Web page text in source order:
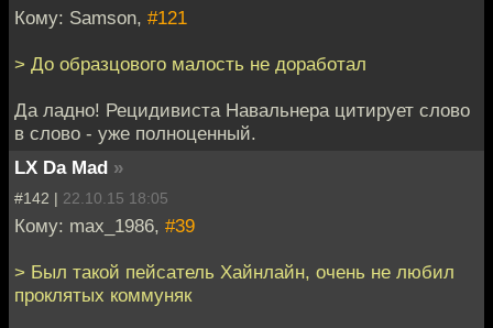
Кому: Samson, #121
> До образцового малость не доработал
Да ладно! Рецидивиста Навальнера цитирует слово
в слово - уже полноценный.
LX Da Mad »
#142 | 22.10.15 18:05
Кому: max_1986, #39
> Был такой пейсатель Хайнлайн, очень не любил
проклятых коммуняк